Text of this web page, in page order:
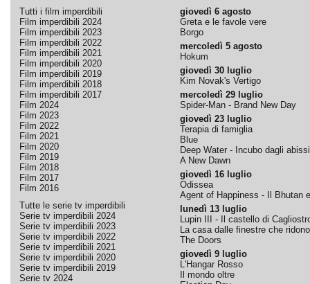
Tutti i film imperdibili
Film imperdibili 2024
Film imperdibili 2023
Film imperdibili 2022
Film imperdibili 2021
Film imperdibili 2020
Film imperdibili 2019
Film imperdibili 2018
Film imperdibili 2017
Film 2024
Film 2023
Film 2022
Film 2021
Film 2020
Film 2019
Film 2018
Film 2017
Film 2016
Tutte le serie tv imperdibili
Serie tv imperdibili 2024
Serie tv imperdibili 2023
Serie tv imperdibili 2022
Serie tv imperdibili 2021
Serie tv imperdibili 2020
Serie tv imperdibili 2019
Serie tv 2024
giovedì 6 agosto
Greta e le favole vere
Borgo
mercoledì 5 agosto
Hokum
giovedì 30 luglio
Kim Novak's Vertigo
mercoledì 29 luglio
Spider-Man - Brand New Day
giovedì 23 luglio
Terapia di famiglia
Blue
Deep Water - Incubo dagli abissi
A New Dawn
giovedì 16 luglio
Odissea
Agent of Happiness - Il Bhutan
lunedì 13 luglio
Lupin III - Il castello di
La casa dalle finestre che ridono
The Doors
giovedì 9 luglio
L'Hangar Rosso
Il mondo oltre